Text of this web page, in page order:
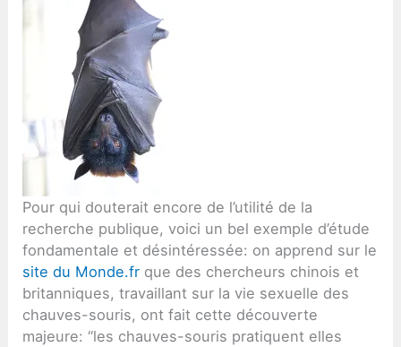
Pour qui douterait encore de l’utilité de la
recherche publique, voici un bel exemple d’étude
fondamentale et désintéressée: on apprend sur le
site du Monde.fr que des chercheurs chinois et
britanniques, travaillant sur la vie sexuelle des
chauves-souris, ont fait cette découverte
majeure: “les chauves-souris pratiquent elles